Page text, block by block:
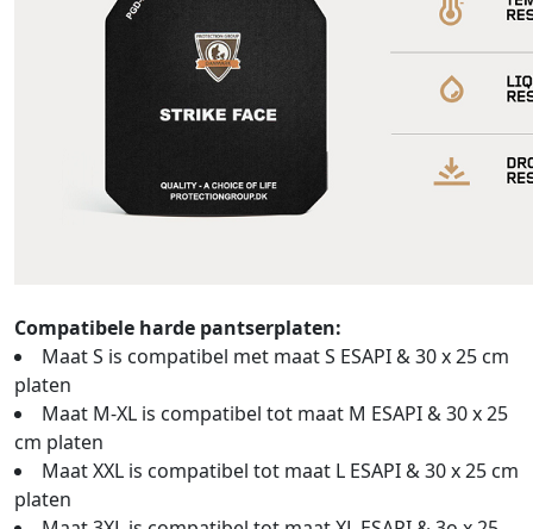
Compatibele harde pantserplaten:
Maat S is compatibel met maat S ESAPI & 30 x 25 cm
platen
Maat M-XL is compatibel tot maat M ESAPI & 30 x 25
cm platen
Maat XXL is compatibel tot maat L ESAPI & 30 x 25 cm
platen